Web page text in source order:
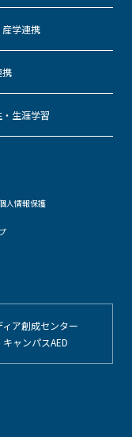
学連携
携
生涯学習
人情報保護
ィア創成センター
キャンパスAED